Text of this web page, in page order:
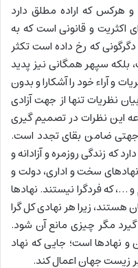
هرکس که اراده مطلق دارد
اکثریت و قانونی است که به
که رخ داده است تکثر
بلکه سپهر همگانی نیز پدید
و آراء خود را آشکارا و بدون
نظریات تنها از جهت آزادی
این نظرات در تصمیم گیری
ضامن بقای تجدد است.
زندگی روزمره و آزادانه و
سخت و اداری، دولت و
…، که فردگرا نیستند. نهادها
زیرا هر نهادی کل گرا
مگر چیزی مانع آن شود.
نهادها است؛ جایی که نهاد
زیست جهان اعمال کند.